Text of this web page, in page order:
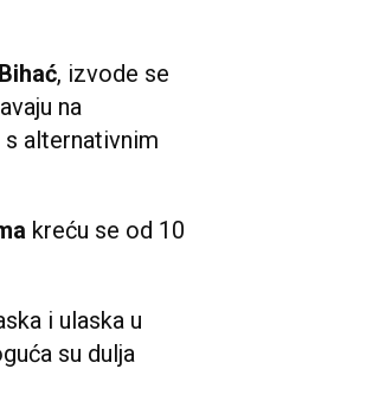
, izvode se
na
alternativnim
kreću se od 10
i ulaska u
su dulja